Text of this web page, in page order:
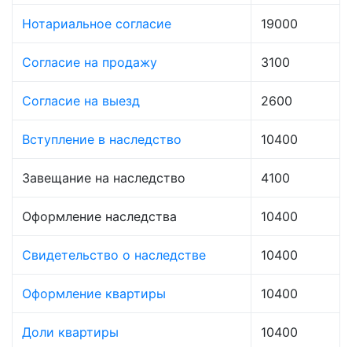
Нотариальное согласие 19000
Согласие на продажу 3100
Согласие на выезд 2600
Вступление в наследство 10400
Завещание на наследство 4100
Оформление наследства 10400
Свидетельство о наследстве 10400
Оформление квартиры 10400
Доли квартиры 10400